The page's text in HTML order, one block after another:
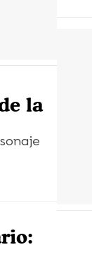
la